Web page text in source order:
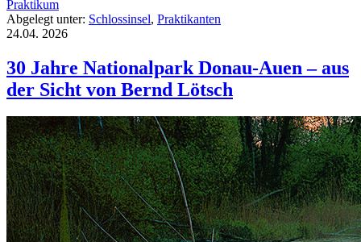
Praktikum
Abgelegt unter: Schlossinsel, Praktikanten
24.04. 2026
30 Jahre Nationalpark Donau-Auen – aus
der Sicht von Bernd Lötsch